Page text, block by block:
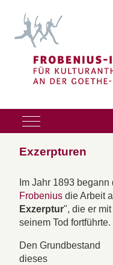
Mobile Menu Toggle
Exzerpturen
Im Jahr 1893
Frobenius die Arbeit
Exzerptur", die er
seinem Tod fortführte.
Den Grundbestand
dieses